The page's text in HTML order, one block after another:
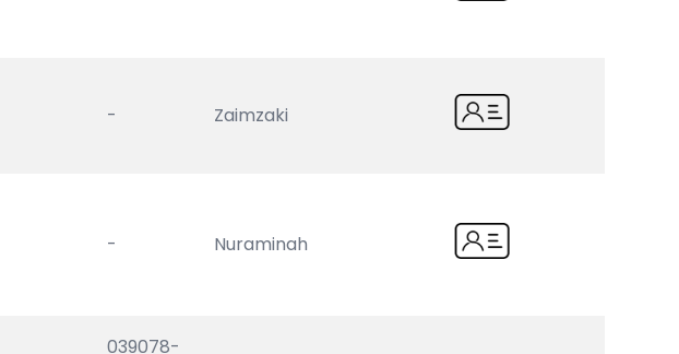
- Zaimzaki
- Nuraminah
039078-